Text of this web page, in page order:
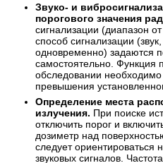
Звуко- и
порогового значения
сигнализации (диапазон
способ сигнализации
одновременно) задаются
самостоятельно. Функция
обследовании необходимо
превышения
Определение места
излучения. При поиске
отключить порог и
дозиметр над
следует ориентироваться
звуковых сигналов.